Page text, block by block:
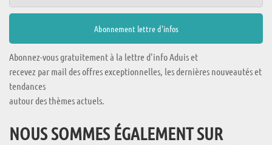
Abonnez-vous gratuitement à la lettre d'info Aduis et
recevez par mail des offres exceptionnelles, les dernières nouveautés et
tendances
autour des thèmes actuels.
NOUS SOMMES ÉGALEMENT SUR